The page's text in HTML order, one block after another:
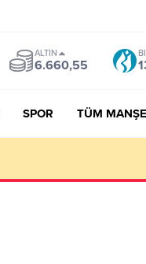
ALTIN
6.660,55
SPOR TÜM